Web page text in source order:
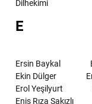
Dilhekimi
E
Ersin Baykal
Ekin Dülger
Erol Yeşilyurt
Enis Rıza Sakızlı